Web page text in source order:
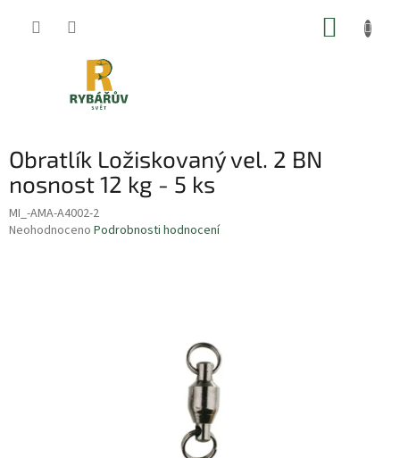
Obratlík Ložiskovaný vel. 2 BN
nosnost 12 kg - 5 ks
MI_-AMA-A4002-2
Průměrné
Neohodnoceno Podrobnosti hodnocení